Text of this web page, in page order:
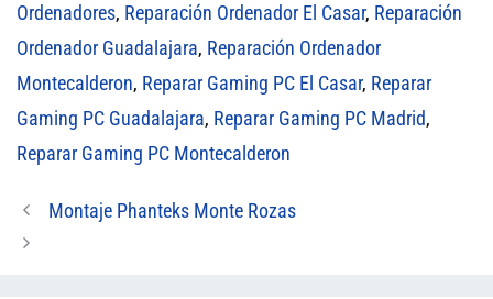
Ordenadores, Reparación Ordenador El Casar, Reparación
Ordenador Guadalajara, Reparación Ordenador
Montecalderon, Reparar Gaming PC El Casar, Reparar
Gaming PC Guadalajara, Reparar Gaming PC Madrid,
Reparar Gaming PC Montecalderon
Montaje Phanteks Monte Rozas